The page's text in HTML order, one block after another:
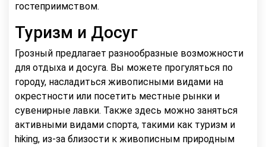
гостеприимством.
Туризм и Досуг
Грозный предлагает разнообразные возможности
для отдыха и досуга. Вы можете прогуляться по
городу, насладиться живописными видами на
окрестности или посетить местные рынки и
сувенирные лавки. Также здесь можно заняться
активными видами спорта, такими как туризм и
hiking, из-за близости к живописным природным